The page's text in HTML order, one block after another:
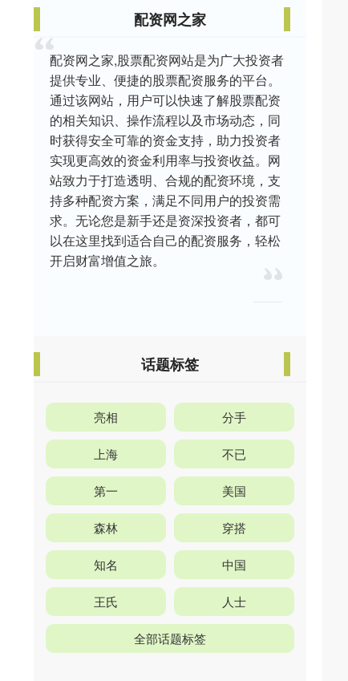
配资网之家
配资网之家,股票配资网站是为广大投资者
提供专业、便捷的股票配资服务的平台。
通过该网站，用户可以快速了解股票配资
的相关知识、操作流程以及市场动态，同
时获得安全可靠的资金支持，助力投资者
实现更高效的资金利用率与投资收益。网
站致力于打造透明、合规的配资环境，支
持多种配资方案，满足不同用户的投资需
求。无论您是新手还是资深投资者，都可
以在这里找到适合自己的配资服务，轻松
开启财富增值之旅。
话题标签
亮相 分手
上海 不已
第一 美国
森林 穿搭
知名 中国
王氏 人士
全部话题标签